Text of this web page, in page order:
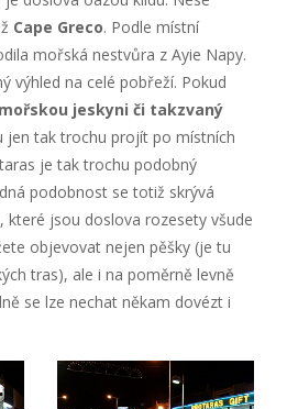
Cape Greco. Podle místní
mořská nestvůra z Ayie Napy.
výhled na celé pobřeží. Pokud
mořskou jeskyni či takzvaný
jen tak trochu projít po místních
je tak trochu podobný
podobnost se totiž skrývá
které jsou doslova rozesety všude
objevovat nejen pěšky (je tu
tras), ale i na poměrně levně
se lze nechat někam dovézt i